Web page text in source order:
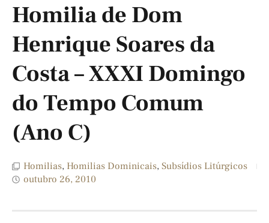
Homilia de Dom
Henrique Soares da
Costa – XXXI Domingo
do Tempo Comum
(Ano C)
Homilias, Homilias Dominicais, Subsídios Litúrgicos
outubro 26, 2010